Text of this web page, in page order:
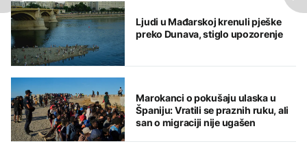
Ljudi u Mađarskoj krenuli pješke
preko Dunava, stiglo upozorenje
Marokanci o pokušaju ulaska u
Španiju: Vratili se praznih ruku, ali
san o migraciji nije ugašen